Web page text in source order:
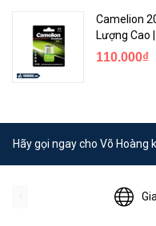
Camelion
Lượng Cao
110.000₫
Hãy gọi ngay cho Võ Hoàng